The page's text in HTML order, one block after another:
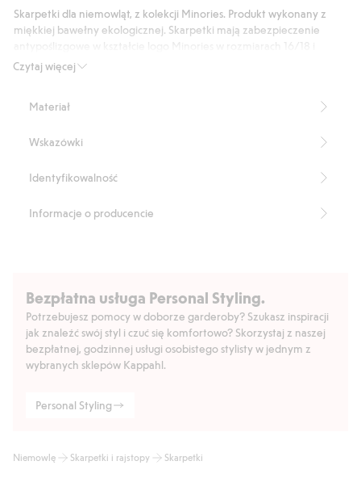
15
głosów
Czytaj więcej
Skarpetki dla niemowląt, z kolekcji Minories. Produkt wykonany z
miękkiej bawełny ekologicznej. Skarpetki mają zabezpieczenie
19/22.
Materiał
Wskazówki
Identyfikowalność
Informacje o producencie
Bezpłatna usługa Personal Styling.
Potrzebujesz pomocy w doborze garderoby? Szukasz inspiracji
jak znaleźć swój styl i czuć się komfortowo? Skorzystaj z naszej
bezpłatnej, godzinnej usługi osobistego stylisty w jednym z
wybranych sklepów Kappahl.
Personal Styling
Niemowlę Skarpetki i rajstopy Skarpetki